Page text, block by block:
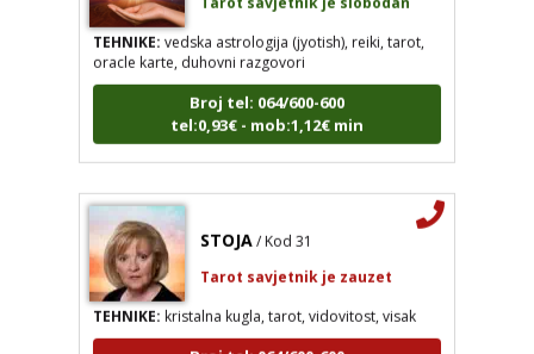
TEHNIKE:vedska astrologija (jyotish), reiki, tarot,
oracle karte, duhovni razgovori
Broj tel: 064/600-600
tel:0,93€ - mob:1,12€ min
Tarot savjetnik je zauzet
TEHNIKE:kristalna kugla, tarot, vidovitost, visak
Broj tel: 064/600-600